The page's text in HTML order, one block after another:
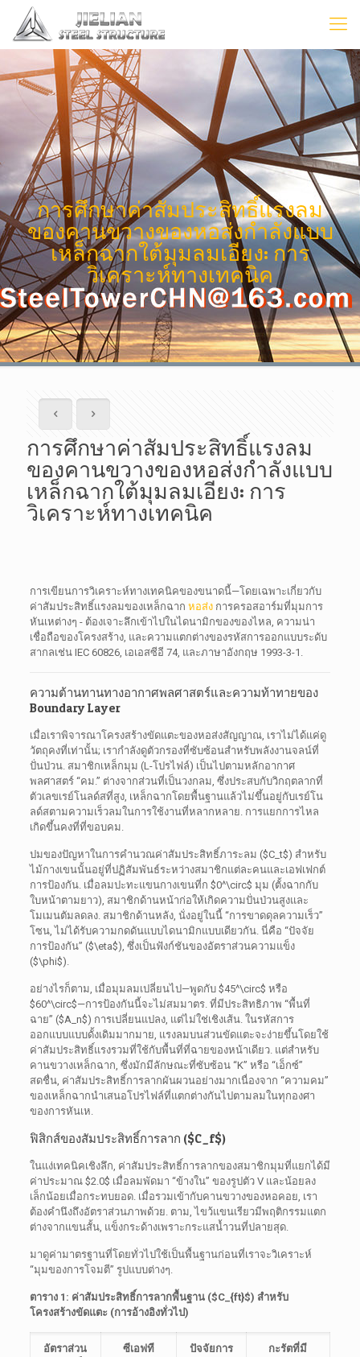
การศึกษาค่าสัมประสิทธิ์แรงลม
ของคานขวางของหอส่งกำลังแบบ
เหล็กฉากใต้มุมลมเอียง: การ
วิเคราะห์ทางเทคนิค
การศึกษาค่าสัมประสิทธิ์แรงลม
ของคานขวางของหอส่งกำลังแบบ
เหล็กฉากใต้มุมลมเอียง: การ
วิเคราะห์ทางเทคนิค
การเขียนการวิเคราะห์ทางเทคนิคของขนาดนี้—โดยเฉพาะเกี่ยวกับ
ค่าสัมประสิทธิ์แรงลมของเหล็กฉาก หอส่งการครอสอาร์มที่มุมการ
หันเหต่างๆ - ต้องเจาะลึกเข้าไปในไดนามิกของของไหล, ความน่า
เชื่อถือของโครงสร้าง, และความแตกต่างของรหัสการออกแบบระดับ
สากลเช่น IEC 60826, เอเอสซีอี 74, และภาษาอังกฤษ 1993-3-1.
ความต้านทานทางอากาศพลศาสตร์และความท้าทายของ
Boundary Layer
เมื่อเราพิจารณาโครงสร้างขัดแตะของหอส่งสัญญาณ, เราไม่ได้แค่ดู
วัตถุคงที่เท่านั้น; เรากำลังดูตัวกรองที่ซับซ้อนสำหรับพลังงานจลน์ที่
ปั่นป่วน. สมาชิกเหล็กมุม (L-โปรไฟล์) เป็นไปตามหลักอากาศ
พลศาสตร์ “คม.” ต่างจากส่วนที่เป็นวงกลม, ซึ่งประสบกับวิกฤตลากที่
ตัวเลขเรย์โนลด์สที่สูง, เหล็กฉากโดยพื้นฐานแล้วไม่ขึ้นอยู่กับเรย์โน
ลด์สตามความเร็วลมในการใช้งานที่หลากหลาย. การแยกการไหล
เกิดขึ้นคงที่ที่ขอบคม.
ปมของปัญหาในการคำนวณค่าสัมประสิทธิ์ภาระลม ($C_t$) สำหรับ
ไม้กางเขนนั้นอยู่ที่ปฏิสัมพันธ์ระหว่างสมาชิกแต่ละคนและเอฟเฟกต์
การป้องกัน. เมื่อลมปะทะแขนกางเขนที่ก $0^\circ$ มุม (ตั้งฉากกับ
ใบหน้าตามยาว), สมาชิกด้านหน้าก่อให้เกิดความปั่นป่วนสูงและ
โมเมนตัมลดลง. สมาชิกด้านหลัง, นั่งอยู่ในนี้ “การขาดดุลความเร็ว”
โซน, ไม่ได้รับความกดดันแบบไดนามิกแบบเดียวกัน. นี่คือ “ปัจจัย
การป้องกัน” ($\eta$), ซึ่งเป็นฟังก์ชันของอัตราส่วนความแข็ง
($\phi$).
อย่างไรก็ตาม, เมื่อมุมลมเปลี่ยนไป—พูดกับ $45^\circ$ หรือ
$60^\circ$—การป้องกันนี้จะไม่สมมาตร. ที่มีประสิทธิภาพ “พื้นที่
ฉาย” ($A_n$) การเปลี่ยนแปลง, แต่ไม่ใช่เชิงเส้น. ในรหัสการ
ออกแบบแบบดั้งเดิมมากมาย, แรงลมบนส่วนขัดแตะจะง่ายขึ้นโดยใช้
ค่าสัมประสิทธิ์แรงรวมที่ใช้กับพื้นที่ที่ฉายของหน้าเดียว. แต่สำหรับ
คานขวางเหล็กฉาก, ซึ่งมักมีลักษณะที่ซับซ้อน “K” หรือ “เอ็กซ์”
สดชื่น, ค่าสัมประสิทธิ์การลากผันผวนอย่างมากเนื่องจาก “ความคม”
ของเหล็กฉากนำเสนอโปรไฟล์ที่แตกต่างกันไปตามลมในทุกองศา
ของการหันเห.
ฟิสิกส์ของสัมประสิทธิ์การลาก ($C_f$)
ในแง่เทคนิคเชิงลึก, ค่าสัมประสิทธิ์การลากของสมาชิกมุมที่แยกได้มี
ค่าประมาณ $2.0$ เมื่อลมพัดมา “ข้างใน” ของรูปตัว V และน้อยลง
เล็กน้อยเมื่อกระทบยอด. เมื่อรวมเข้ากับคานขวางของหอคอย, เรา
ต้องคำนึงถึงอัตราส่วนภาพด้วย. ตาม, ไขว้แขนเรียวมีพฤติกรรมแตก
ต่างจากแขนสั้น, แข็งกระด้างเพราะกระแสน้ำวนที่ปลายสุด.
มาดูค่ามาตรฐานที่โดยทั่วไปใช้เป็นพื้นฐานก่อนที่เราจะวิเคราะห์
“มุมของการโจมตี” รูปแบบต่างๆ.
ตาราง 1: ค่าสัมประสิทธิ์การลากพื้นฐาน ($C_{ft}$) สำหรับ
โครงสร้างขัดแตะ (การอ้างอิงทั่วไป)
อัตราส่วน
ซีเอฟที
ปัจจัยการ
กะรัตที่มี